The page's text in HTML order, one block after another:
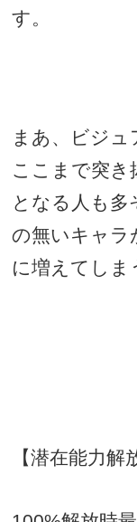
す。
まあ、ビジュ
ここまで突き
となる人も多
の無いキャラ
に増えてしま
【潜在能力解